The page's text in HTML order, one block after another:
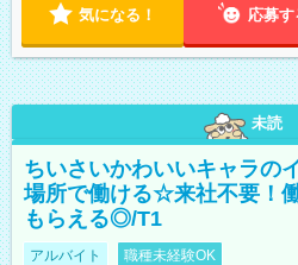
気になる！ 応募す
未読
ちいさいかわいいキャラの
場所で働ける☆来社不要！
もらえる◎/T1
アルバイト 職種未経験OK